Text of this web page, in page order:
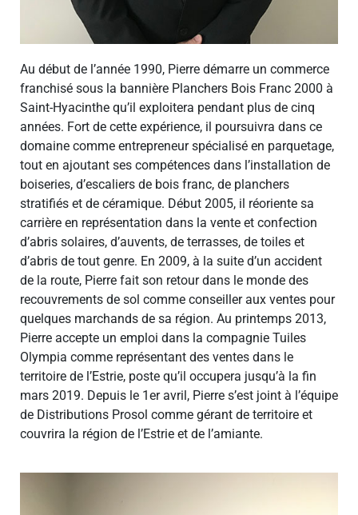
Au début de l’année 1990, Pierre démarre un commerce
franchisé sous la bannière Planchers Bois Franc 2000 à
Saint-Hyacinthe qu’il exploitera pendant plus de cinq
années. Fort de cette expérience, il poursuivra dans ce
domaine comme entrepreneur spécialisé en parquetage,
tout en ajoutant ses compétences dans l’installation de
boiseries, d’escaliers de bois franc, de planchers
stratifiés et de céramique. Début 2005, il réoriente sa
carrière en représentation dans la vente et confection
d’abris solaires, d’auvents, de terrasses, de toiles et
d’abris de tout genre. En 2009, à la suite d’un accident
de la route, Pierre fait son retour dans le monde des
recouvrements de sol comme conseiller aux ventes pour
quelques marchands de sa région. Au printemps 2013,
Pierre accepte un emploi dans la compagnie Tuiles
Olympia comme représentant des ventes dans le
territoire de l’Estrie, poste qu’il occupera jusqu’à la fin
mars 2019. Depuis le 1er avril, Pierre s’est joint à l’équipe
de Distributions Prosol comme gérant de territoire et
couvrira la région de l’Estrie et de l’amiante.